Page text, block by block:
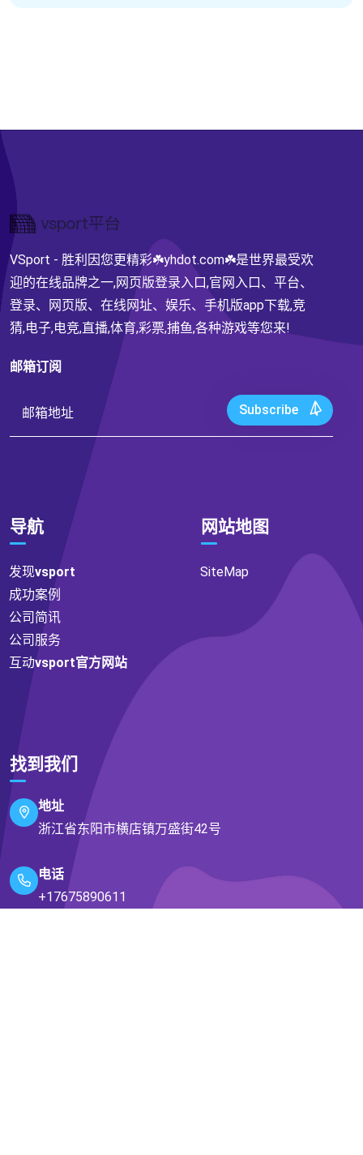
VSport - 胜利因您更精彩☘️yhdot.com☘️是世界最受欢
迎的在线品牌之一,网页版登录入口,官网入口、平台、
登录、网页版、在线网址、娱乐、手机版app下载,竞
猜,电子,电竞,直播,体育,彩票,捕鱼,各种游戏等您来!
邮箱订阅
Subscribe
导航
发现vsport
成功案例
公司简讯
公司服务
互动vsport官方网站
网站地图
SiteMap
找到我们
地址
浙江省东阳市横店镇万盛街42号
电话
+17675890611